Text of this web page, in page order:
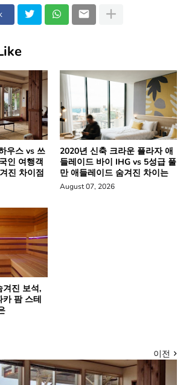
우스 vs 쓰
인 여행객
진 차이점
2020년 신축 크라운 플라자 애
들레이드 바이 IHG vs 5성급 풀
만 애들레이드 숨겨진 차이는
August 07, 2026
겨진 보석,
카 팜 스테
이전